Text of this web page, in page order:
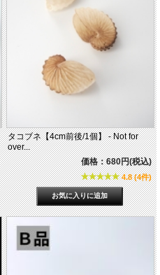
タコブネ【4cm前後/1個】 - Not for
over...
価格：680円(税込)
4.8 (4件)